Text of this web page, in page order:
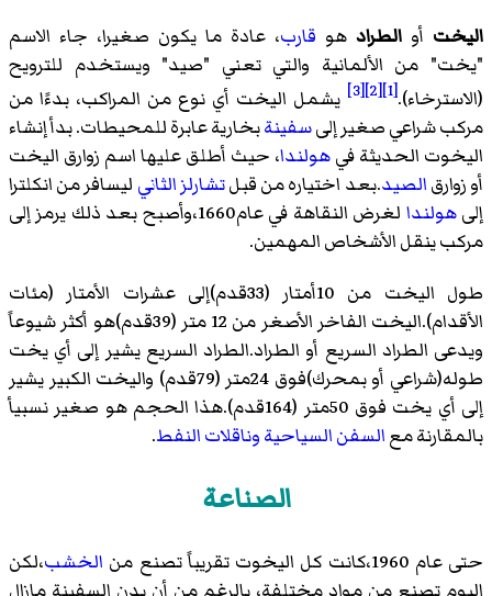
اليخت أو الطراد هو قارب، عادة ما يكون صغيرا، جاء الاسم
"يخت" من الألمانية والتي تعني "صيد" ويستخدم للترويح
(الاسترخاء).[1]
[2]
[3]
يشمل اليخت أي نوع من المراكب، بدءًا من
مركب شراعي صغير إلىسفينةبخارية عابرة للمحيطات. بدأ إنشاء
اليخوت الحديثة فيهولندا، حيث أطلق عليها اسم زوارق اليخت
أو زوارقالصيد.بعد اختياره من قبلتشارلز الثاني ليسافر من انكلترا
إلىهولندا
لغرض النقاهة في عام1660،وأصبح بعد ذلك يرمز إلى
مركب ينقل الأشخاص المهمين.
طول اليخت من 10أمتار (33قدم)إلى عشرات الأمتار (مئات
الأقدام).اليخت الفاخر الأصغر من 12 متر (39قدم)هو أكثر شيوعاً
ويدعى الطراد السريع أو الطراد.الطراد السريع يشير إلى أي يخت
طوله(شراعي أو بمحرك)فوق 24متر (79قدم) واليخت الكبير يشير
إلى أي يخت فوق 50متر (164قدم).هذا الحجم هو صغير نسبيأ
بالمقارنة معالسفن السياحيةوناقلات النفط.
الصناعة
حتى عام 1960،كانت كل اليخوت تقريباً تصنع من الخشب،لكن